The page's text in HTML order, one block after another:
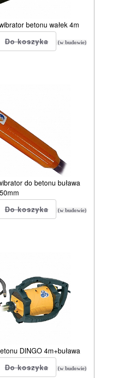
betonu wałek 4m
(w budowie)
do betonu buława
50mm
(w budowie)
DINGO 4m+buława
(w budowie)